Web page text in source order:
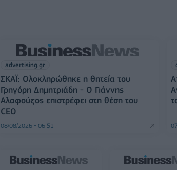
advertising.gr
ΣΚΑΪ: Ολοκληρώθηκε η θητεία του
Γρηγόρη Δημητριάδη - Ο Γιάννης
Αλαφούζος επιστρέφει στη θέση του
CEO
08/08/2026 - 06:51